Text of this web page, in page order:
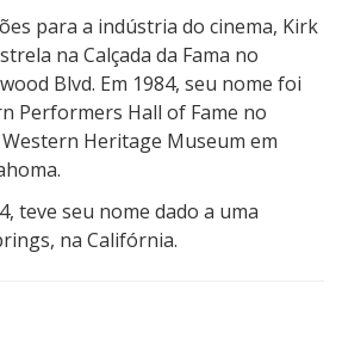
para a indústria do cinema, Kirk
na Calçada da Fama no
Blvd. Em 1984, seu nome foi
Performers Hall of Fame no
Heritage Museum em
teve seu nome dado a uma
na Califórnia.